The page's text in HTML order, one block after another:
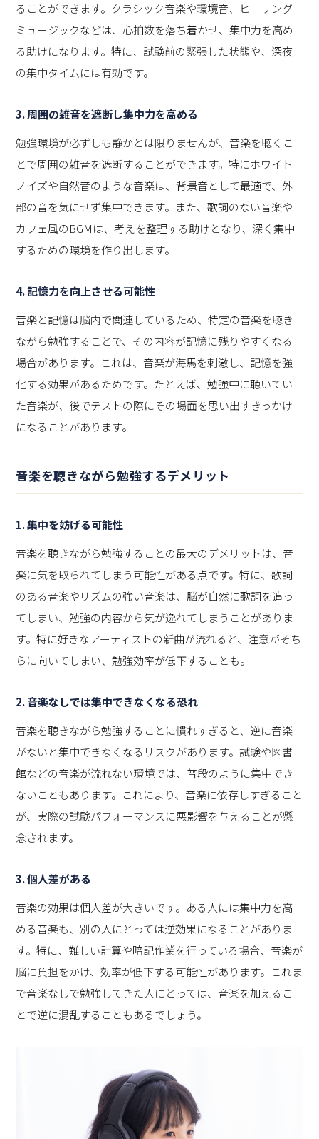
ることができます。クラシック音楽や環境音、ヒーリング
ミュージックなどは、心拍数を落ち着かせ、集中力を高め
る助けになります。特に、試験前の緊張した状態や、深夜
の集中タイムには有効です。
3. 周囲の雑音を遮断し集中力を高める
勉強環境が必ずしも静かとは限りませんが、音楽を聴くこ
とで周囲の雑音を遮断することができます。特にホワイト
ノイズや自然音のような音楽は、背景音として最適で、外
部の音を気にせず集中できます。また、歌詞のない音楽や
カフェ風のBGMは、考えを整理する助けとなり、深く集中
するための環境を作り出します。
4. 記憶力を向上させる可能性
音楽と記憶は脳内で関連しているため、特定の音楽を聴き
ながら勉強することで、その内容が記憶に残りやすくなる
場合があります。これは、音楽が海馬を刺激し、記憶を強
化する効果があるためです。たとえば、勉強中に聴いてい
た音楽が、後でテストの際にその場面を思い出すきっかけ
になることがあります。
音楽を聴きながら勉強するデメリット
1. 集中を妨げる可能性
音楽を聴きながら勉強することの最大のデメリットは、音
楽に気を取られてしまう可能性がある点です。特に、歌詞
のある音楽やリズムの強い音楽は、脳が自然に歌詞を追っ
てしまい、勉強の内容から気が逸れてしまうことがありま
す。特に好きなアーティストの新曲が流れると、注意がそち
らに向いてしまい、勉強効率が低下することも。
2. 音楽なしでは集中できなくなる恐れ
音楽を聴きながら勉強することに慣れすぎると、逆に音楽
がないと集中できなくなるリスクがあります。試験や図書
館などの音楽が流れない環境では、普段のように集中でき
ないこともあります。これにより、音楽に依存しすぎること
が、実際の試験パフォーマンスに悪影響を与えることが懸
念されます。
3. 個人差がある
音楽の効果は個人差が大きいです。ある人には集中力を高
める音楽も、別の人にとっては逆効果になることがありま
す。特に、難しい計算や暗記作業を行っている場合、音楽が
脳に負担をかけ、効率が低下する可能性があります。これま
で音楽なしで勉強してきた人にとっては、音楽を加えるこ
とで逆に混乱することもあるでしょう。